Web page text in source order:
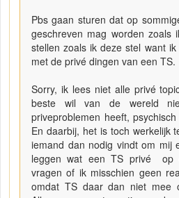
Pbs gaan sturen dat op
geschreven mag worden zoals
stellen zoals ik deze stel want
met de privé dingen van een TS.
Sorry, ik lees niet alle privé
beste wil van de wereld
priveproblemen heeft,
En daarbij, het is toch werkelijk
iemand dan nodig vindt om mij
leggen wat een TS privé op
vragen of ik misschien geen
omdat TS daar dan niet mee